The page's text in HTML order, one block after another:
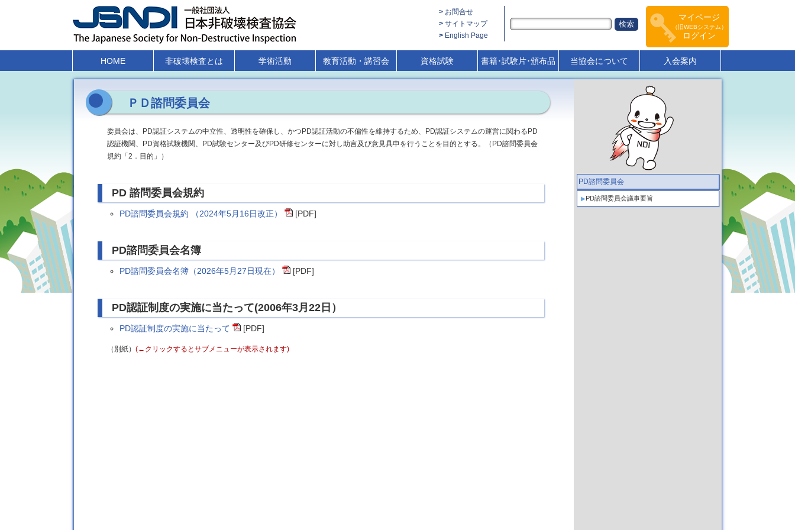
お問合せ
サイトマップ
English Page
マイページ
（旧WEBシステム）
ログイン
HOME 非破壊検査とは 学術活動 教育活動・講習会 資格試験 書籍･試験片･頒布品 当協会について 入会案内
ＰＤ諮問委員会
委員会は、PD認証システムの中立性、透明性を確保し、かつPD認証活動の不偏性を維持するため、PD認証システムの運営に関わるPD
認証機関、PD資格試験機関、PD試験センター及びPD研修センターに対し助言及び意見具申を行うことを目的とする。（PD諮問委員会
規約「2．目的」）
PD 諮問委員会規約
PD諮問委員会規約 （2024年5月16日改正） [PDF]
PD諮問委員会名簿
PD諮問委員会名簿（2026年5月27日現在） [PDF]
PD認証制度の実施に当たって(2006年3月22日）
PD認証制度の実施に当たって [PDF]
（別紙） (←クリックするとサブメニューが表示されます)
PD諮問委員会
PD諮問委員会議事要旨